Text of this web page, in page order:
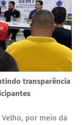
transparência
por meio da